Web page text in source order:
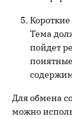
Тема
пойдет
Для обмена
можно